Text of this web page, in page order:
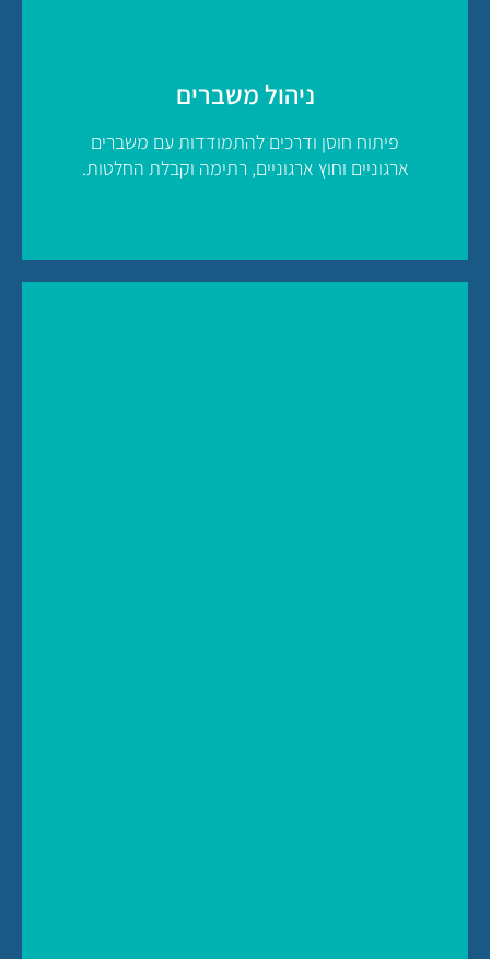
לחץ כאן
ניהול משברים
פיתוח חוסן ודרכים להתמודדות עם משברים
ארגוניים וחוץ ארגוניים, רתימה וקבלת החלטות.